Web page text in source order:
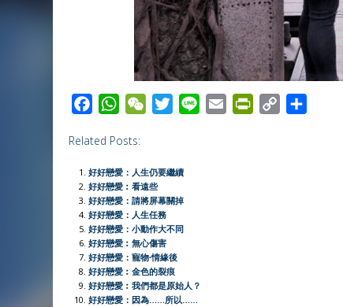
c
e
b
o
o
k
W
a
t
s
A
p
p
W
h
a
t
t
e
r
Related Posts:
好好戀愛：人生仍要繼續
好好戀愛︰看遠些
好好戀愛：請將屏幕關掉
好好戀愛：人生任務
好好戀愛：小動作大不同
好好戀愛︰無心傷害
好好戀愛：寵物∙情緣後
好好戀愛︰金色的裂痕
好好戀愛︰我們都是原始人？
好好戀愛：因為……所以……